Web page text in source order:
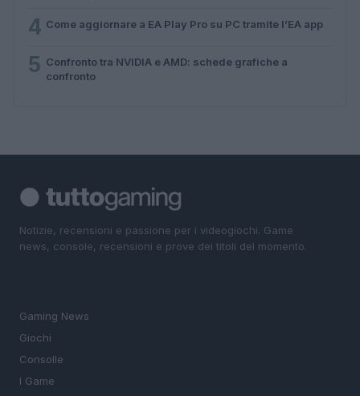
4 Come aggiornare a EA Play Pro su PC tramite l’EA app
5 Confronto tra NVIDIA e AMD: schede grafiche a
confronto
Notizie, recensioni e passione per i videogiochi. Game
news, console, recensioni e prove dei titoli del momento.
Gaming News
Giochi
Consolle
I Game